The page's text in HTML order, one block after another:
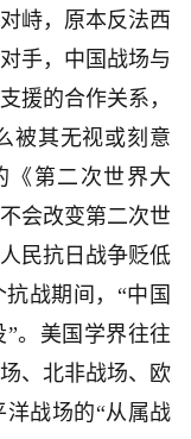
峙，原本反法西
手，中国战场与
援的合作关系，
被其无视或刻意
《第二次世界大
会改变第二次世
民抗日战争贬低
战期间，“中国
。美国学界往往
、北非战场、欧
战场的“从属战